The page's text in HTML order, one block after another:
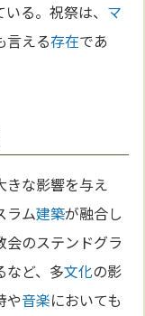
る。祝祭は、 マ
言える存在であ
きな影響を与え
ラム建築が融合し
会のステンドグラ
など、多文化の影
や音楽においても